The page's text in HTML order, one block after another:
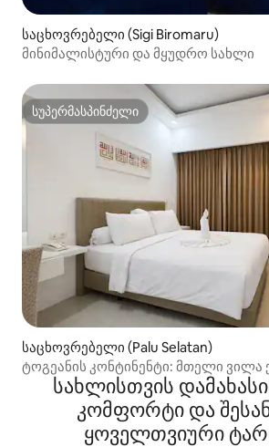
საცხოვრებელი (Sigi Biromaru)
მინიმალისტური და მყუდრო სახლი
სუპერმასპინძელი
სუპერმასპინძელი
საცხოვრებელი (Palu Selatan)
ტოგეანის კონტინენტი: მთელი ვილა
ცენტრშისახლისთვის
კომფორტი და
ყოველთვიური